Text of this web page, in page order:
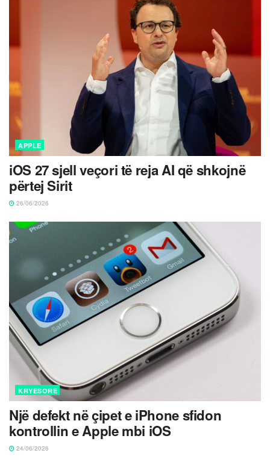
APPLE
iOS 27 sjell veçori të reja AI që shkojnë
përtej Sirit
26/06/2026
KRYESORE
Një defekt në çipet e iPhone sfidon
kontrollin e Apple mbi iOS
24/06/2026